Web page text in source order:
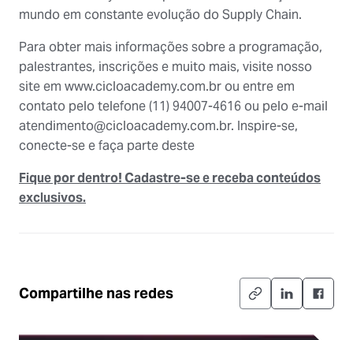
mundo em constante evolução do Supply Chain.
Para obter mais informações sobre a programação,
palestrantes, inscrições e muito mais, visite nosso
site em www.cicloacademy.com.br ou entre em
contato pelo telefone (11) 94007-4616 ou pelo e-mail
atendimento@cicloacademy.com.br. Inspire-se,
conecte-se e faça parte deste
Fique por dentro! Cadastre-se e receba conteúdos
exclusivos.
Compartilhe nas redes